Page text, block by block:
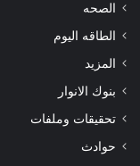
الصحه
الطاقه اليوم
المزيد
بنوك الانوار
تحقيقات وملفات
حوادث